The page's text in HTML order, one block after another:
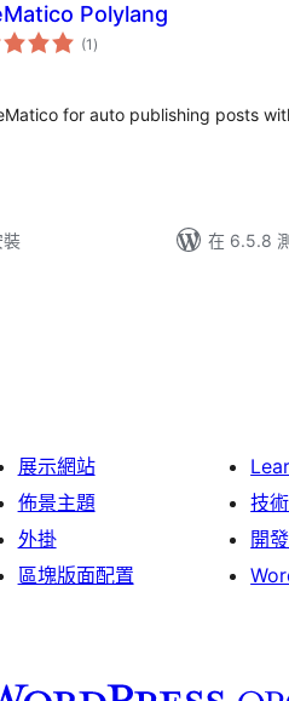
Polylang
(1 總
評)
for auto publishing posts
裝
在 6.5.8
展示網站
佈景主題
外掛
區塊版面配置
技
開